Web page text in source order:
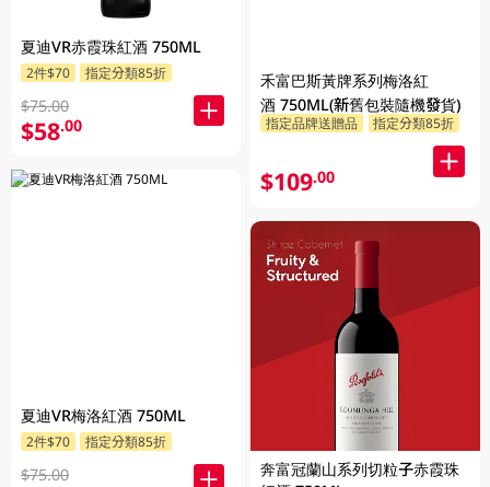
夏迪VR赤霞珠紅酒 750ML
2件$70 指定分類85折
$75.00
$58.00
夏迪VR梅洛紅酒 750ML
2件$70 指定分類85折
$75.00
禾富巴斯黃牌系列梅洛紅
酒 750ML(新舊包裝隨機發貨)
指定品牌送贈品 指定分類85折
$109.00
奔富冠蘭山系列切粒子赤霞珠